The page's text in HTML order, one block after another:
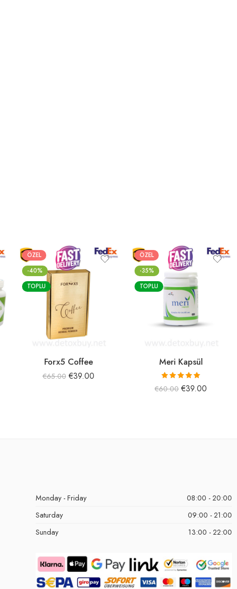
ÖZEL
-40%
TOPLU
Forx5 Coffee
€65.00 €39.00
ÖZEL
-35%
TOPLU
Meri Kapsül
5 üzerinden
5.00oy aldı
€60.00 €39.00
Monday - Friday
08:00 - 20:00
Saturday
09:00 - 21:00
Sunday
13:00 - 22:00